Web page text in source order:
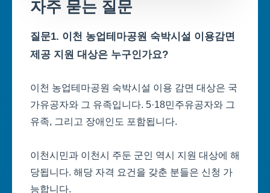
자주 묻는 질문
질문1. 이천 농업테마공원 숙박시설 이용감면
제공 지원 대상은 누구인가요?
이천 농업테마공원 숙박시설 이용 감면 대상은 국
가유공자와 그 유족입니다. 5·18민주유공자와 그
유족, 그리고 장애인도 포함됩니다.
이천시민과 이천시 주둔 군인 역시 지원 대상에 해
당됩니다. 해당 자격 요건을 갖춘 분들은 신청 가
능합니다.